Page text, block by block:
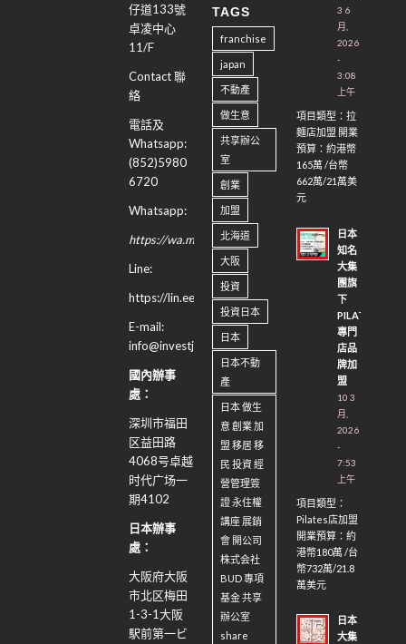
仔道133號
卓凌中心
11/F
Contact 聯
絡
電話及
Whatsapp:
(852)5980
6720
Whatsapp:
https://wa.me/85259806720
Line:
https://lin.ee/hs4r4e6
E-mail:
info@investjapan.hk
國內辦事
處：
深圳市福田
区益田路
4068号卓越
时代广场一
期4102
日本辦事
處：
大阪府大阪
市北区梅田
1-3-1大阪
駅前第一ビ
TAGS
franchise
japan
不動產
做生意
共享辦公
室
創業
加盟
北海道
大阪
投資
投資日本
日本
日本不動
產
日本 做生
意 創業 加
盟 移居 移
民 投資 經
營管理簽
證 永住權
講座 展銷
會 開公司
株式会社
BUD 專項
基金 共享
辦公室
share
3 6
月,
2026
-
3:08
上午
項目類型：拉
麵店加盟 開業
預算：約港幣
165萬 /台幣
662萬/21萬美
元
日本
知名
大集
團旗
下
PILATES
專門
店品
牌加
盟
10 3
月,
2026
-
7:53
上午
項目類型：
Pilates店加盟
開業預算：約
港幣180萬 /台
幣732萬/21.8
萬美元
日本
大集